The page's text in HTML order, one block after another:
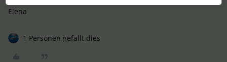
Elena
1 Personen gefällt dies